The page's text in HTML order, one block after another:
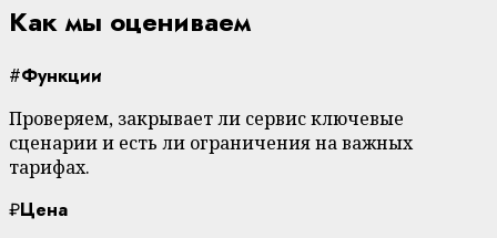
Как мы оцениваем
#Функции
Проверяем, закрывает ли сервис ключевые
сценарии и есть ли ограничения на важных
тарифах.
₽Цена